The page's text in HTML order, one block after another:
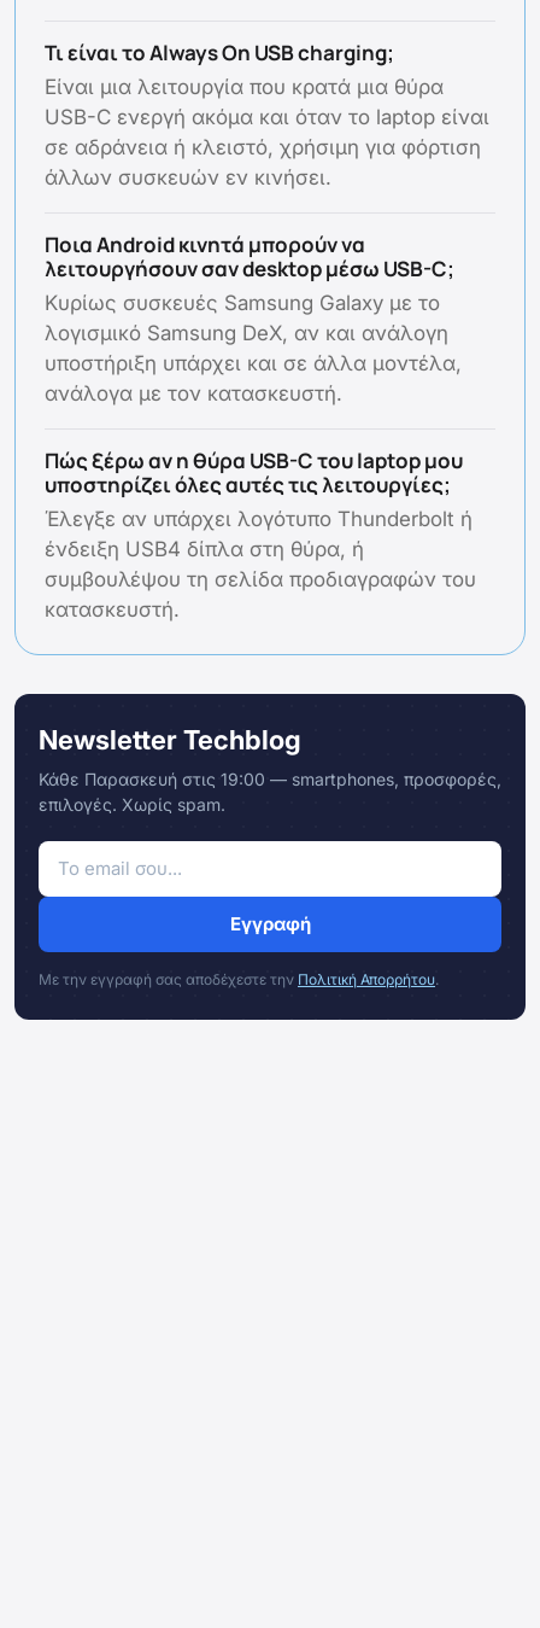
Τι είναι το Always On USB charging;
Είναι μια λειτουργία που κρατά μια θύρα
USB-C ενεργή ακόμα και όταν το laptop είναι
σε αδράνεια ή κλειστό, χρήσιμη για φόρτιση
άλλων συσκευών εν κινήσει.
Ποια Android κινητά μπορούν να
λειτουργήσουν σαν desktop μέσω USB-C;
Κυρίως συσκευές Samsung Galaxy με το
λογισμικό Samsung DeX, αν και ανάλογη
υποστήριξη υπάρχει και σε άλλα μοντέλα,
ανάλογα με τον κατασκευστή.
Πώς ξέρω αν η θύρα USB-C του laptop μου
υποστηρίζει όλες αυτές τις λειτουργίες;
Έλεγξε αν υπάρχει λογότυπο Thunderbolt ή
ένδειξη USB4 δίπλα στη θύρα, ή
συμβουλέψου τη σελίδα προδιαγραφών του
κατασκευστή.
Newsletter Techblog
Κάθε Παρασκευή στις 19:00 — smartphones, προσφορές,
επιλογές. Χωρίς spam.
Εγγραφή
Με την εγγραφή σας αποδέχεστε την Πολιτική Απορρήτου.